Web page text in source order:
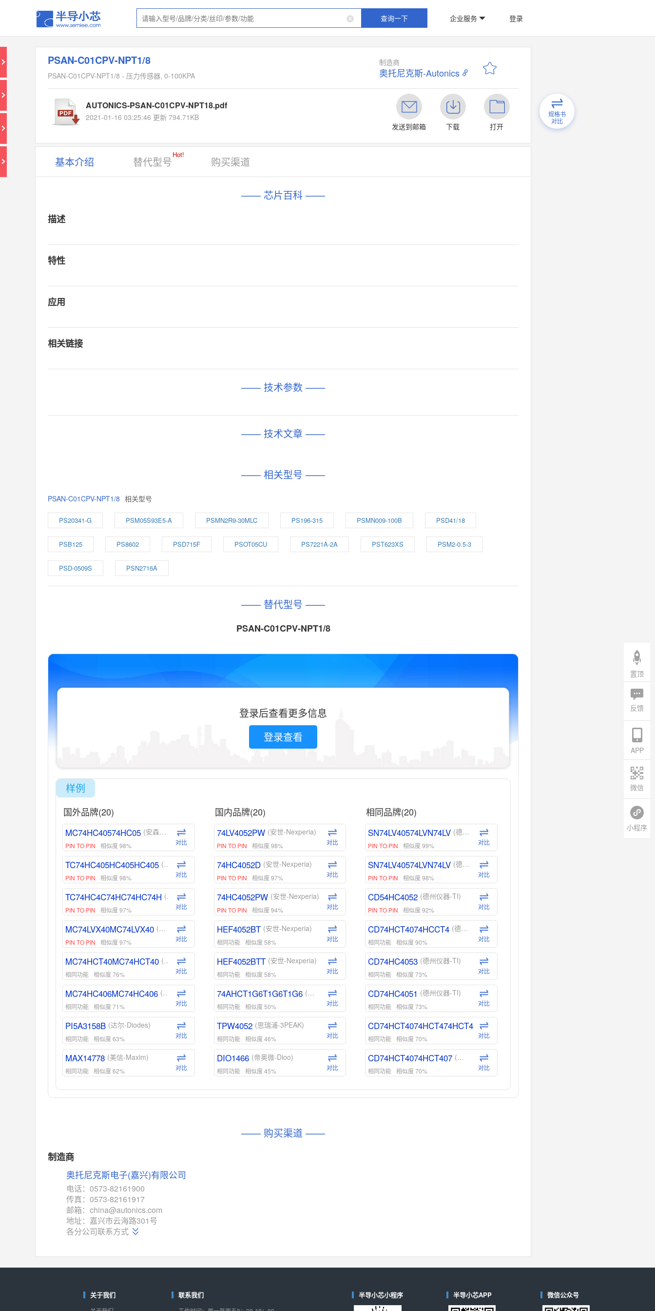
查询一下 企业服务 登录
PSAN-C01CPV-NPT1/8
PSAN-C01CPV-NPT1/8 - 压力传感器, 0-100KPA
制造商
奥托尼克斯-Autonics
AUTONICS-PSAN-C01CPV-NPT18.pdf
2021-01-16 03:25:46 更新 794.71KB
发送到邮箱
下载 打开
规格书
对比
基本介绍 替代型号
Hot!
购买渠道
—— 芯片百科 ——
描述
特性
应用
相关链接
—— 技术参数 ——
—— 技术文章 ——
—— 相关型号 ——
PSAN-C01CPV-NPT1/8 相关型号
PS20341-G PSM05S93E5-A PSMN2R9-30MLC PS196-315 PSMN009-100B PSD41/18
PSB125 PS8602 PSD715F PSOT05CU PS7221A-2A PST623XS PSM2-0.5-3
PSD-0509S PSN2716A
—— 替代型号 ——
PSAN-C01CPV-NPT1/8
登录后查看更多信息
登录查看
样例
国外品牌(20)
MC74HC40574HC05 (安森美-ON)
PIN TO PIN 相似度 98% 对比
TC74HC405HC405HC405 (东芝-Toshiba)
PIN TO PIN 相似度 98% 对比
TC74HC4C74HC74HC74H (东芝-Toshiba)
PIN TO PIN 相似度 97% 对比
MC74LVX40MC74LVX40 (安森美-ON)
PIN TO PIN 相似度 97% 对比
MC74HCT40MC74HCT40 (安森美-ON)
相同功能 相似度 76% 对比
MC74HC406MC74HC406 (安森美-ON)
相同功能 相似度 71% 对比
PI5A3158B (达尔-Diodes)
相同功能 相似度 63% 对比
MAX14778 (美信-Maxim)
相同功能 相似度 62% 对比
ADG1439 (亚德诺-ADI)
对比
MAX14760
M74HC4852 (意法-ST)
相同功能 相似度 52%
TC4052BF (东芝-Toshiba)
相同功能 相似度 50%
相似度 49% 对比
国内品牌(20)
74LV4052PW (安世-Nexperia)
PIN TO PIN 相似度 98% 对比
74HC4052D (安世-Nexperia)
PIN TO PIN 相似度 97% 对比
74HC4052PW (安世-Nexperia)
PIN TO PIN 相似度 94% 对比
HEF4052BT (安世-Nexperia)
相同功能 相似度 58% 对比
HEF4052BTT (安世-Nexperia)
相同功能 相似度 58% 对比
74AHCT1G6T1G6T1G6 (安世-Nexperia)
相同功能 相似度 50% 对比
TPW4052 (思瑞浦-3PEAK)
相同功能 相似度 46% 对比
DIO1466 (帝奥微-Dioo)
相同功能 相似度 45% 对比
DIO1159 (帝奥微-Dioo)
对比
相似度 44%
相同品牌(20)
SN74LV40574LVN74LV (德州仪器-TI)
PIN TO PIN 相似度 99% 对比
SN74LV40574LVN74LV (德州仪器-TI)
PIN TO PIN 相似度 98% 对比
CD54HC4052 (德州仪器-TI)
PIN TO PIN 相似度 92% 对比
CD74HCT4074HCCT4 (德州仪器-TI)
相同功能 相似度 90% 对比
CD74HC4053 (德州仪器-TI)
相同功能 相似度 73% 对比
CD74HC4051 (德州仪器-TI)
相同功能 相似度 73% 对比
CD74HCT4074HCT474HCT4 (德州仪器-TI)
相同功能 相似度 70% 对比
CD74HCT4074HCT407 (德州仪器-TI)
相同功能 相似度 70% 对比
CD74HCT4D74HDCT40 (德州仪器-TI)
对比
—— 购买渠道 ——
制造商
奥托尼克斯电子(嘉兴)有限公司
电话：0573-82161900
传真：0573-82161917
邮箱：china@autonics.com
地址：嘉兴市云海路301号
各分公司联系方式
关于我们 联系我们 半导小芯小程序 半导小芯APP 微信公众号
置顶
反馈
APP
微信
小程序